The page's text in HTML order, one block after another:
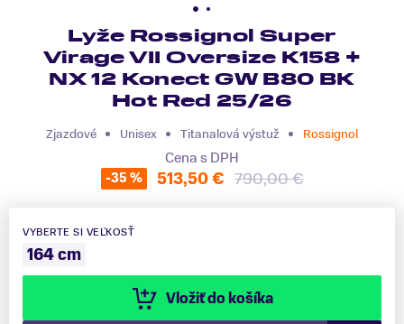
Lyže Rossignol Super
Virage VII Oversize K158 +
NX 12 Konect GW B80 BK
Hot Red 25/26
Zjazdové Unisex Titanalová výstuž Rossignol
Cena s DPH
-35 % 513,50 € 790,00 €
VYBERTE SI VEĽKOSŤ
164 cm
Vložiť do košíka